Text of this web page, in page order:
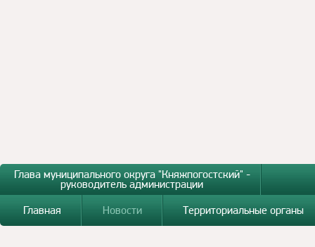
Глава муниципального округа "Княжпогостский" -
руководитель администрации
Главная
Новости Территориальные органы